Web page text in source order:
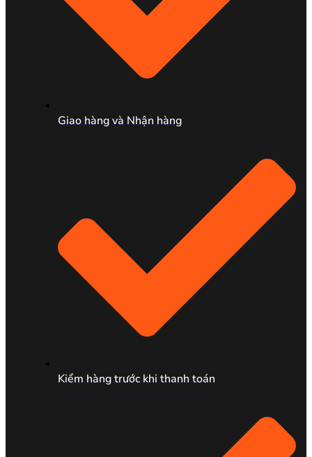
Giao hàng và Nhận hàng
Kiểm hàng trước khi thanh toán